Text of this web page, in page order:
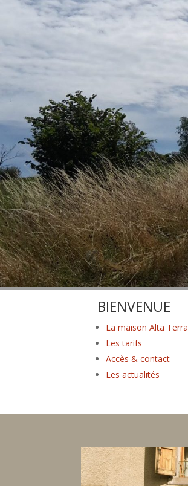
BIENVENUE
La maison Alta Terra
Les tarifs
Accès & contact
Les actualités